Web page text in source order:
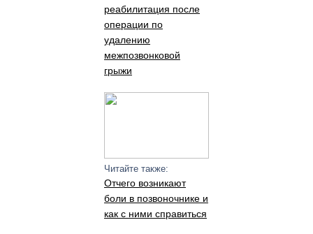
реабилитация после
операции по
удалению
межпозвонковой
грыжи
Читайте также:
Отчего возникают
боли в позвоночнике и
как с ними справиться